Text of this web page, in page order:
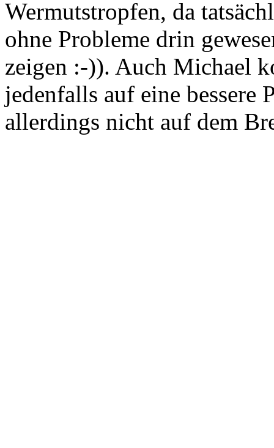
Wermutstropfen, da
ohne Probleme drin
zeigen :-)). Auch Michael
jedenfalls auf eine bessere
allerdings nicht auf dem